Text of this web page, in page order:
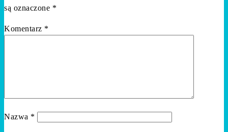
są oznaczone *
Komentarz *
Nazwa *